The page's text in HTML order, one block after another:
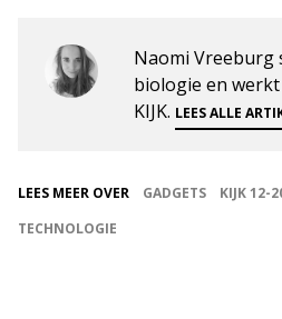
Naomi Vreeburg
biologie en
KIJK. LEES ALLE
LEES MEER OVER GADGETS KIJK 12-
TECHNOLOGIE